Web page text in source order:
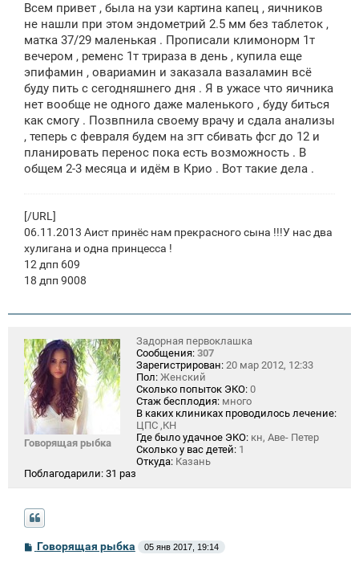
б
щ
н
и
Всем привет , была на узи картина капец , яичников
не нашли при этом эндометрий 2.5 мм без таблеток ,
матка 37/29 маленькая . Прописали климонорм 1т
вечером , ременс 1т трираза в день , купила еще
эпифамин , овариамин и заказала вазаламин всё
буду пить с сегодняшнего дня . Я в ужасе что яичника
нет вообще не одного даже маленького , буду биться
как смогу . Позвпнила своему врачу и сдала анализы
, теперь с февраля будем на згт сбивать фсг до 12 и
планировать перенос пока есть возможность . В
общем 2-3 месяца и идём в Крио . Вот такие дела .
[/URL]
06.11.2013 Аист принёс нам прекрасного сына !!!У нас два
хулигана и одна принцесса !
12 дпп 609
18 дпп 9008
Говорящая рыбка
Задорная первоклашка
Сообщения: 307
Зарегистрирован: 20 мар 2012, 12:33
Пол: Женский
Сколько попыток ЭКО: 0
Стаж бесплодия: много
В каких клиниках проводилось лечение:
ЦПС ,КН
Где было удачное ЭКО: кн, Аве- Петер
Сколько у вас детей: 1
Откуда: Казань
Поблагодарили: 31 раз
СГоворящая рыбка 05 янв 2017, 19:14